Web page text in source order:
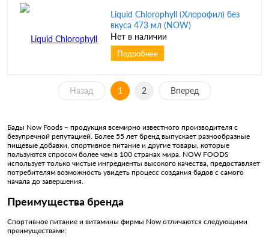
Liquid Chlorophyll (Хлорофил) без
вкуса 473 мл (NOW)
Нет в наличии
Подробнее
Назад 1 2 Вперед
Бады Now Foods – продукция всемирно известного производителя с
безупречной репутацией. Более 55 лет бренд выпускает разнообразные
пищевые добавки, спортивное питание и другие товары, которые
пользуются спросом более чем в 100 странах мира. NOW FOODS
использует только чистые ингредиенты высокого качества, предоставляет
потребителям возможность увидеть процесс создания бадов с самого
начала до завершения.
Преимущества бренда
Спортивное питание и витамины фирмы Now отличаются следующими
преимуществами: